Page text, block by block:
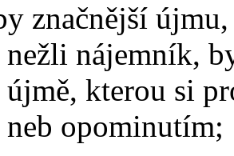
značnější
nájemník,
kterou si
opominutím;